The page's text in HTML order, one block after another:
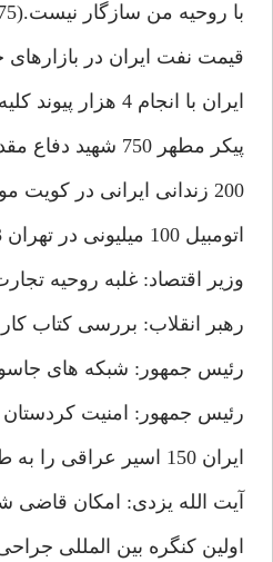
با روحيه من سازگار نيست.(23/7/75)
قيمت نفت ايران در بازارهاى جهانى به 69/23
ايران با انجام 4 هزار پيوند كليه در سال مقام اول را در منطقه به دست آورد.
پيكر مطهر 750 شهيد دفاع مقدس با حضور رهبر انقلاب تشييع شد.
200 زندانى ايرانى در كويت مورد ضرب و شتم قرار گرفتند.(26/7/75)
اتومبيل 100 ميليونى در تهران 5/3 تومان بيمه شد.(28/7/75)
وزير اقتصاد: غلبه روحيه
رهبر انقلاب: بررسى كتاب
رئيس جمهور: شبكه هاى جاسوسى
رئيس جمهور: امنيت كردستان
ايران 150 اسير عراقى را به طور يك جانبه آزاد كرد.
آيت الله يزدى: امكان
اولين كنگره بين المللى جراحى ترميمى با